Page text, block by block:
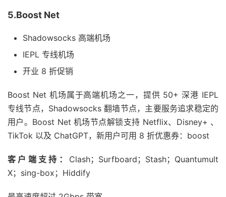
5.Boost Net
Shadowsocks 高端机场
IEPL 专线机场
开业 8 折促销
Boost Net 机场属于高端机场之一，提供 50+ 深港 IEPL
专线节点，Shadowsocks 翻墙节点，主要服务追求稳定的
用户。Boost Net 机场节点解锁支持 Netflix、Disney+ 、
TikTok 以及 ChatGPT，新用户可用 8 折优惠券：boost
客户端支持： Clash；Surfboard；Stash；Quantumult
X；sing-box；Hiddify